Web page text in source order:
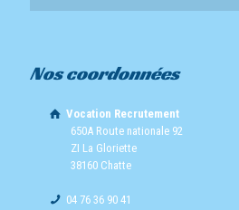
Nos coordonnées
Vocation Recrutement
650A Route nationale 92
ZI La Gloriette
38160 Chatte
04 76 36 90 41